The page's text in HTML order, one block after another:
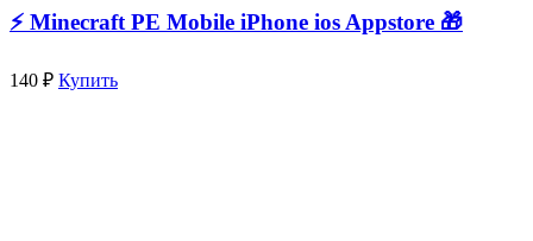
⚡️ Minecraft PE Mobile iPhone ios Appstore 🎁
140 ₽ Купить